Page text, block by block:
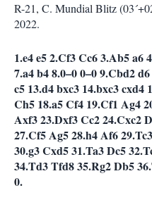
R-21, C. Mundial Blitz
2022.
1.e4 e5 2.Cf3 Cc6 3.Ab5 a6
7.a4 b4 8.0–0 0–0 9.Cbd2
c5 13.d4 bxc3 14.bxc3 cxd4
Ch5 18.a5 Cf4 19.Cf1 Ag4
Axf3 23.Dxf3 Cc2 24.Cxc2
27.Cf5 Ag5 28.h4 Af6
30.g3 Cxd5 31.Ta3 Dc5
34.Td3 Tfd8 35.Rg2 Db5
0.